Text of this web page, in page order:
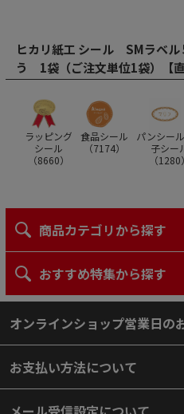
ヒカリ紙工 シール SMラベル
う 1袋（ご注文単位1袋）【
ラッピング
シール
（8660）
食品シール
（7174）
パンシー
子シー
（1280）
商品カテゴリから探す
おすすめ特集から探す
オンラインショップ営業日の
お支払い方法について